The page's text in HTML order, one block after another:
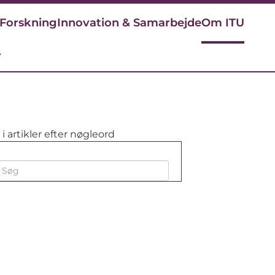
ForskningInnovation & SamarbejdeOm ITU
i artikler efter nøgleord